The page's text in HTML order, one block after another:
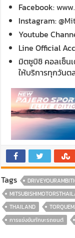
Facebook:
Instagram:
Youtube
Line Official
มิตซูบิชิ คอลเซ็น
ให้บริการทุกวันต
Tags
THAILAND
การแข่งขันทักษะรถยนต์